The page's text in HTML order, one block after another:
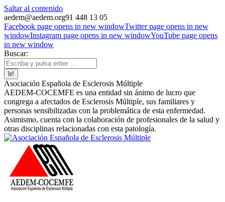
Saltar al contenido
aedem@aedem.org91 448 13 05
Facebook page opens in new windowTwitter page opens in new
windowInstagram page opens in new windowYouTube page opens
in new window
Buscar:
Asociación Española de Esclerosis Múltiple
AEDEM-COCEMFE es una entidad sin ánimo de lucro que
congrega a afectados de Esclerosis Múltiple, sus familiares y
personas sensibilizadas con la problemática de esta enfermedad.
Asimismo, cuenta con la colaboración de profesionales de la salud y
otras disciplinas relacionadas con esta patología.